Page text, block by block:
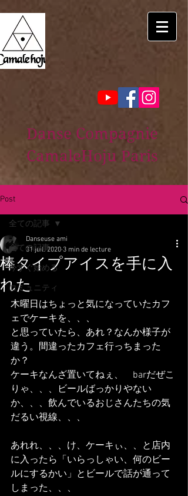
Danse Compagnie
CamaleHoju Paris
Post
全ての記事
今すぐ始める
コミュニティ
全ての記事
棒タイプアイスを手に入
れた
Danseuse ami
31 juil. 2020 3 min de lecture
木曜日はちょっと気になっていたカフ
ェでケーキを、、、
と思っていたら、あれ？なんか様子が
違う。間違ったカフェ行っちまった
か？
ケーキなんざ置いてねぇ、　barだぜこ
りゃ、、、ビールばっかりやない
か、、、飲んでいるおじさんたちの気
だるい視線、、、
あれれ、、、け、ケーキぃ、、と店内
に入ったら「いらっしゃい、何のビー
ルにするかい」とビールで話が通って
しまった、、、